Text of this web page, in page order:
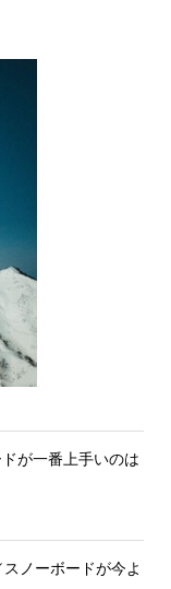
が一番上手いのは
ノーボードが今よ